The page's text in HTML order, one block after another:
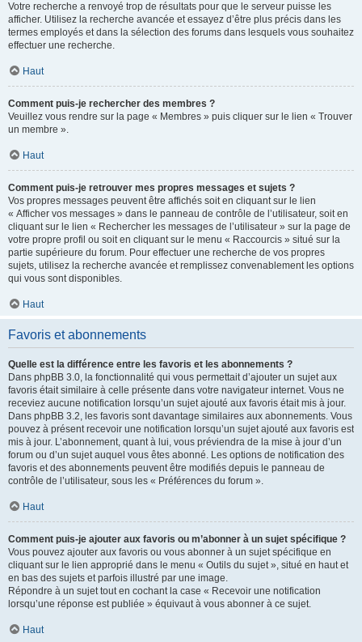
Votre recherche a renvoyé trop de résultats pour que le serveur puisse les
afficher. Utilisez la recherche avancée et essayez d’être plus précis dans les
termes employés et dans la sélection des forums dans lesquels vous souhaitez
effectuer une recherche.
Haut
Comment puis-je rechercher des membres ?
Veuillez vous rendre sur la page « Membres » puis cliquer sur le lien « Trouver
un membre ».
Haut
Comment puis-je retrouver mes propres messages et sujets ?
Vos propres messages peuvent être affichés soit en cliquant sur le lien
« Afficher vos messages » dans le panneau de contrôle de l’utilisateur, soit en
cliquant sur le lien « Rechercher les messages de l’utilisateur » sur la page de
votre propre profil ou soit en cliquant sur le menu « Raccourcis » situé sur la
partie supérieure du forum. Pour effectuer une recherche de vos propres
sujets, utilisez la recherche avancée et remplissez convenablement les options
qui vous sont disponibles.
Haut
Favoris et abonnements
Quelle est la différence entre les favoris et les abonnements ?
Dans phpBB 3.0, la fonctionnalité qui vous permettait d’ajouter un sujet aux
favoris était similaire à celle présente dans votre navigateur internet. Vous ne
receviez aucune notification lorsqu’un sujet ajouté aux favoris était mis à jour.
Dans phpBB 3.2, les favoris sont davantage similaires aux abonnements. Vous
pouvez à présent recevoir une notification lorsqu’un sujet ajouté aux favoris est
mis à jour. L’abonnement, quant à lui, vous préviendra de la mise à jour d’un
forum ou d’un sujet auquel vous êtes abonné. Les options de notification des
favoris et des abonnements peuvent être modifiés depuis le panneau de
contrôle de l’utilisateur, sous les « Préférences du forum ».
Haut
Comment puis-je ajouter aux favoris ou m’abonner à un sujet spécifique ?
Vous pouvez ajouter aux favoris ou vous abonner à un sujet spécifique en
cliquant sur le lien approprié dans le menu « Outils du sujet », situé en haut et
en bas des sujets et parfois illustré par une image.
Répondre à un sujet tout en cochant la case « Recevoir une notification
lorsqu’une réponse est publiée » équivaut à vous abonner à ce sujet.
Haut